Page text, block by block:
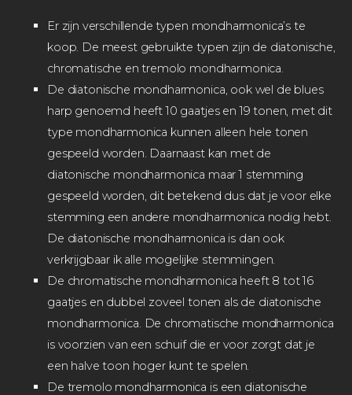
Er zijn verschillende typen mondharmonica’s te
koop. De meest gebruikte typen zijn de diatonische,
chromatische en tremolo mondharmonica.
De diatonische mondharmonica, ook wel de blues
harp genoemd heeft 10 gaatjes en 19 tonen, met dit
type mondharmonica kunnen alleen hele tonen
gespeeld worden. Daarnaast kan met de
diatonische mondharmonica maar 1 stemming
gespeeld worden, dit betekend dus dat je voor elke
stemming een andere mondharmonica nodig hebt.
De diatonische mondharmonica is dan ook
verkrijgbaar ik alle mogelijke stemmingen.
De chromatische mondharmonica heeft 8 tot 16
gaatjes en dubbel zoveel tonen als de diatonische
mondharmonica. De chromatische mondharmonica
is voorzien van een schuif die er voor zorgt dat je
een halve toon hoger kunt te spelen.
De tremolo mondharmonica is een diatonische